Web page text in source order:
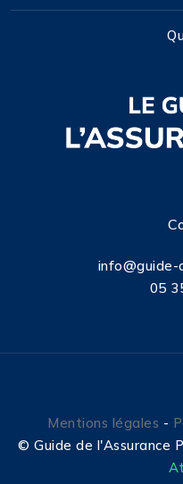
info@guide-
05
Mentions légales -
© Guide de l'Assurance